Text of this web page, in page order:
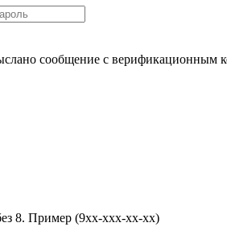
сообщение с верификационным
8. Пример (9хх-ххх-хх-хх)